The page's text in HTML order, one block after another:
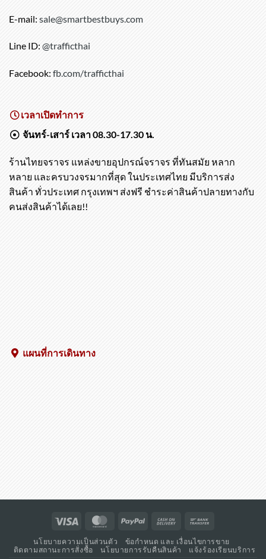
E-mail: sale@smartbestbuys.com
Line ID: @trafficthai
Facebook: fb.com/trafficthai
เวลาเปิดทำการ
จันทร์-เสาร์ เวลา 08.30-17.30 น.
ร้านไทยจราจร แหล่งขายอุปกรณ์จราจร ที่ทันสมัย หลาก
หลาย และครบวงจรมากที่สุด ในประเทศไทย มีบริการส่ง
สินค้า ทั่วประเทศ กรุงเทพฯ ส่งฟรี ชำระค่าสินค้าปลายทางกับ
คนส่งสินค้าได้เลย!!
แผนที่การเดินทาง
Visa MasterCardPayPal
Cash
Delivery
นโยบายความเป็นส่วนตัว
ข้อกำหนด และ เงื่อนไขการขาย
ติดตามสถานะการสั่งซื้อ
นโยบายการรับคืนสินค้า แจ้งร้องเรียนบริการ